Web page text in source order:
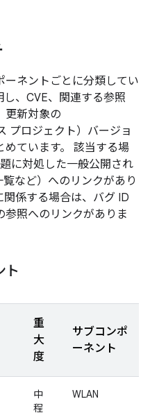
ネントごとに分類してい
、CVE、関連する参照
更新対象の
プロジェクト）バージョ
ています。 該当する場
に対処した一般公開され
など）へのリンクがあり
係する場合は、バグ ID
照へのリンクがありま
ト
重
大
度
サブコンポ
ーネント
中
程
WLAN